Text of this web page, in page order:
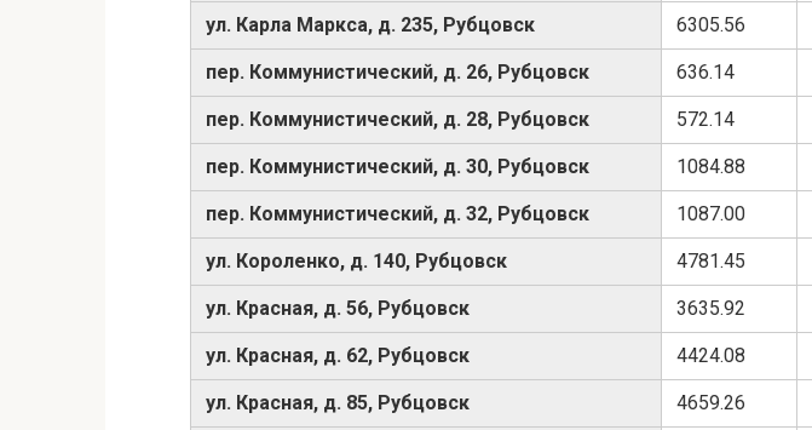
ул. Карла Маркса, д. 235, Рубцовск 6305.56
пер. Коммунистический, д. 26, Рубцовск 636.14
пер. Коммунистический, д. 28, Рубцовск 572.14
пер. Коммунистический, д. 30, Рубцовск 1084.88
пер. Коммунистический, д. 32, Рубцовск 1087.00
ул. Короленко, д. 140, Рубцовск 4781.45
ул. Красная, д. 56, Рубцовск 3635.92
ул. Красная, д. 62, Рубцовск 4424.08
ул. Красная, д. 85, Рубцовск 4659.26